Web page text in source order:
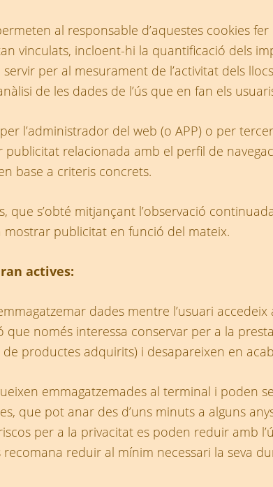
al responsable d’aquestes cookies
vinculats, incloent-hi la quantificació dels
per al mesurament de l’activitat dels
de les dades de l’ús que en fan els
l’administrador del web (o APP) o per
relacionada amb el perfil de
base a criteris concrets.
s’obté mitjançant l’observació
publicitat en funció del mateix.
actives:
dades mentre l’usuari accedeix
només interessa conservar per a la
productes adquirits) i desapareixen en
emmagatzemades al terminal i poden
que pot anar des d’uns minuts a alguns
per a la privacitat es poden reduir amb
recomana reduir al mínim necessari la seva